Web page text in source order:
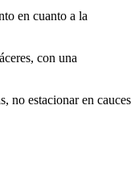
en cuanto a la
con una
no estacionar en cauces